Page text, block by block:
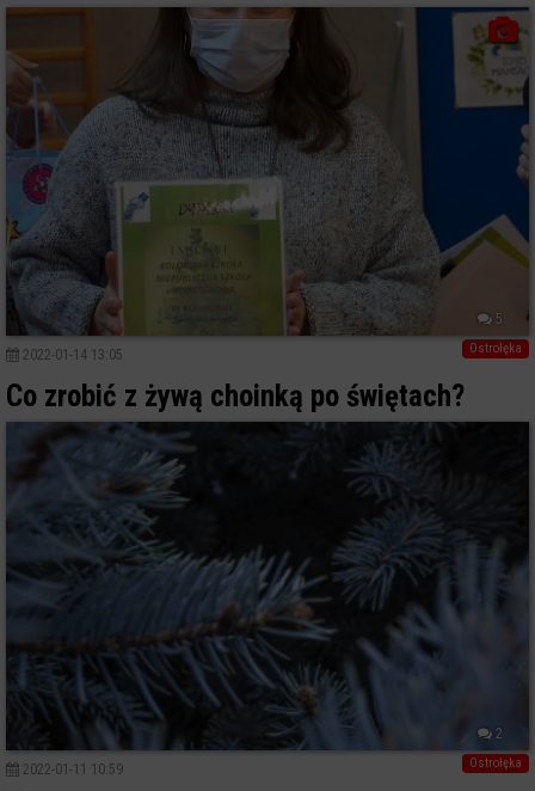
5
Ostrołęka
2022-01-14 13:05
Co zrobić z żywą choinką po świętach?
2
Ostrołęka
2022-01-11 10:59